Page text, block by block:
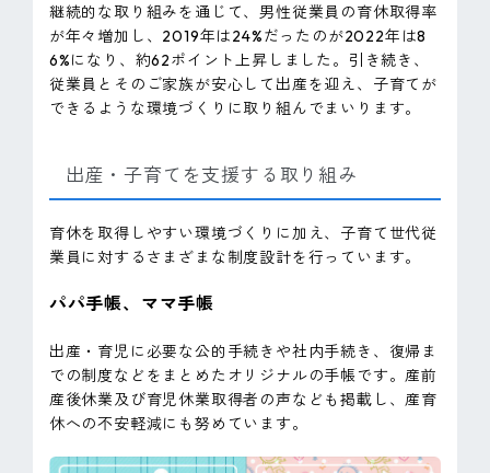
継続的な取り組みを通じて、男性従業員の育休取得率
が年々増加し、2019年は24%だったのが2022年は8
6%になり、約62ポイント上昇しました。引き続き、
従業員とそのご家族が安心して出産を迎え、子育てが
できるような環境づくりに取り組んでまいります。
出産・子育てを支援する取り組み
育休を取得しやすい環境づくりに加え、子育て世代従
業員に対するさまざまな制度設計を行っています。
パパ手帳、ママ手帳
出産・育児に必要な公的手続きや社内手続き、復帰ま
での制度などをまとめたオリジナルの手帳です。産前
産後休業及び育児休業取得者の声なども掲載し、産育
休への不安軽減にも努めています。